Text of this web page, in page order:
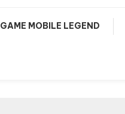
GAME MOBILE LEGEND